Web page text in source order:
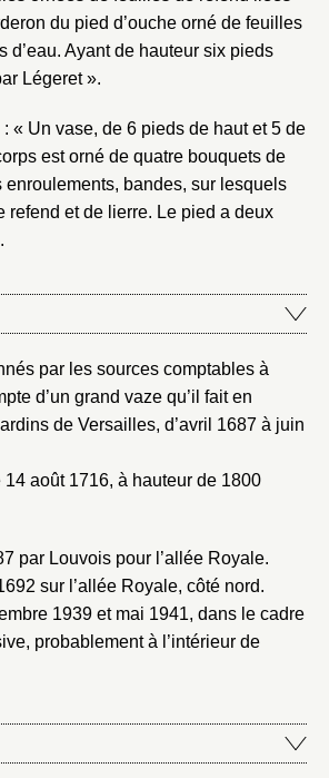
du pied d’ouche orné de feuilles
d’eau. Ayant de hauteur six pieds
Légeret ».
: « Un vase, de 6 pieds de haut et 5 de
est orné de quatre bouquets de
enroulements, bandes, sur lesquels
refend et de lierre. Le pied a deux
par les sources comptables à
d’un grand vaze qu’il fait en
de Versailles, d’avril 1687 à juin
14 août 1716, à hauteur de 1800
par Louvois pour l’allée Royale.
sur l’allée Royale, côté nord.
1939 et mai 1941, dans le cadre
probablement à l’intérieur de